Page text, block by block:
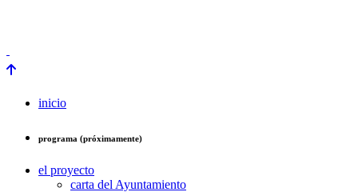
inicio
programa (próximamente)
el proyecto
carta del Ayuntamiento